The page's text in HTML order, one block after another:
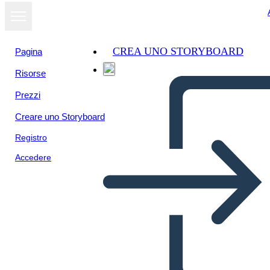
Pagina
Risorse
Prezzi
Creare uno Storyboard
Registro
Accedere
CREA UNO STORYBOARD